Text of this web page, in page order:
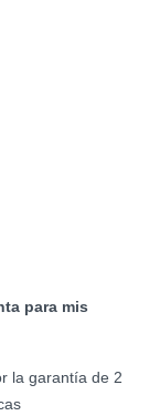
para mis
la garantía de 2